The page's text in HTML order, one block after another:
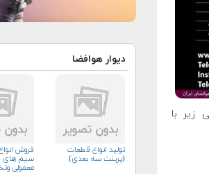
زیر با
دیوار هوافضا
توليد انواع قطعات
(پرينت سه بعدي)
فروش
سیم های
معمولی